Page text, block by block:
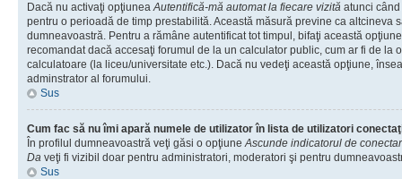
Dacă nu activaţi opţiuneaAutentifică-mă automat la fiecare vizită atunci
pentru o perioadă de timp prestabilită. Această măsură previne ca altcineva
dumneavoastră. Pentru a rămâne autentificat tot timpul, bifaţi această
recomandat dacă accesaţi forumul de la un calculator public, cum ar fi de la
calculatoare (la liceu/universitate etc.). Dacă nu vedeţi această opţiune,
adminstrator al forumului.
Sus
Cum fac să nu îmi apară numele de utilizator în lista de utilizatori
În profilul dumneavoastră veţi găsi o opţiuneAscunde indicatorul de
Da veţi fi vizibil doar pentru administratori, moderatori şi pentru
Sus